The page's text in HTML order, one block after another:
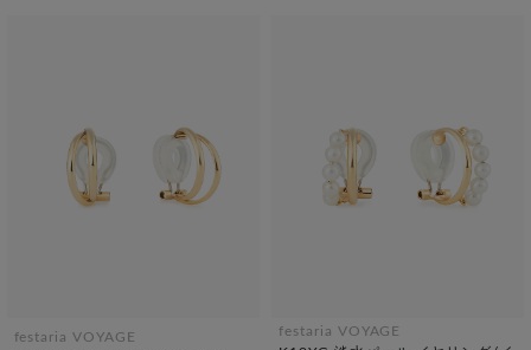
festaria VOYAGE
festaria VOYAGE